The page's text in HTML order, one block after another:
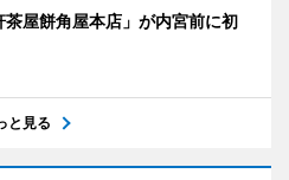
茶屋餅角屋本店」が内宮前に初
と見る